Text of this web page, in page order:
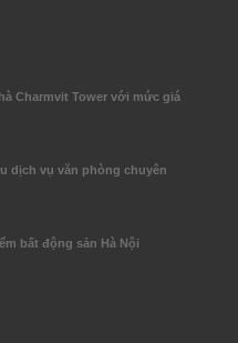
Charmvit Tower với mức giá
dịch vụ văn phòng chuyên
bất động sản Hà Nội